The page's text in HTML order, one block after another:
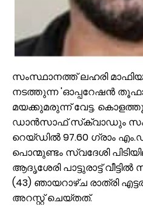
സംസ്ഥാനത്ത് ലഹരി
നടത്തുന്ന 'ഓപ്പറേഷൻ
മയക്കുമരുന്ന് വേട്ട.
ഡാൻസാഫ് സ്‌ക്വാഡും
റെയ്ഡിൽ 97.60 ഗ്രാം
പൊന്മുണ്ടം സ്വദേശി
ആദൃശേരി പാട്ടുരാട്ട്
(43) ഞായറാഴ്ച രാത്രി
അറസ്റ്റ് ചെയ്തത്.